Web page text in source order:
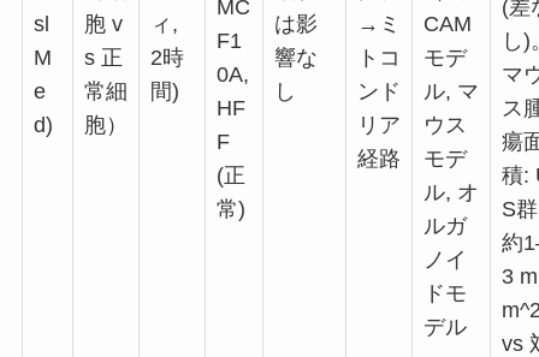
sl
M
e
d)
胞 v
s 正
常細
胞）
ィ,
2時
間)
MC
F1
0A,
HF
F
(正
常)
は影
響な
し
→ミ
トコ
ンド
リア
経路
CAM
モデ
ル, マ
ウス
モデ
ル, オ
ルガ
ノイ
ドモ
デル
(差
し)
マ
ス
瘍
積:
S群
約
3 m
vs